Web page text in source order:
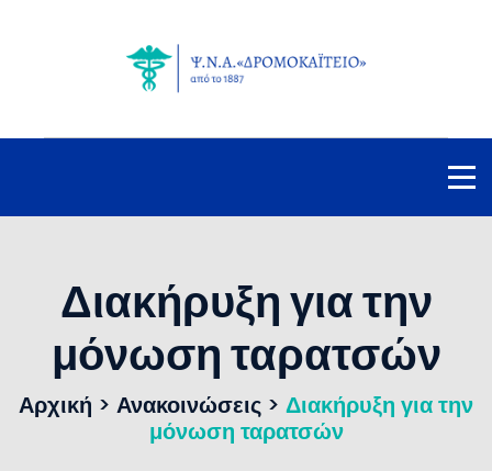
Διακήρυξη για την
μόνωση ταρατσών
Αρχική > Ανακοινώσεις > Διακήρυξη για την
μόνωση ταρατσών